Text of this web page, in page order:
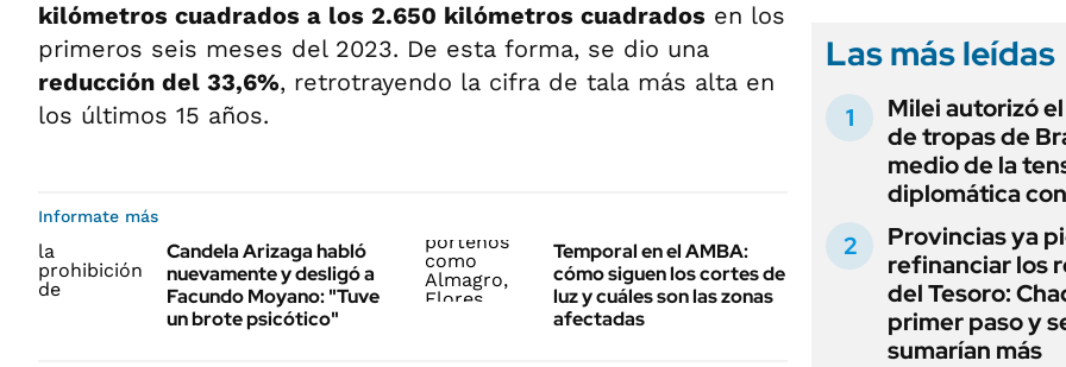
kilómetros cuadrados a los 2.650 kilómetros cuadrados en los
primeros seis meses del 2023. De esta forma, se dio una
reducción del 33,6%, retrotrayendo la cifra de tala más alta en
los últimos 15 años.
Informate más
Candela Arizaga habló
nuevamente y desligó a
Facundo Moyano: "Tuve
un brote psicótico"
Temporal en el AMBA:
cómo siguen los cortes de
luz y cuáles son las zonas
afectadas
Las más leídas
Milei autorizó
de tropas de
medio de la
diplomática
Provincias ya
refinanciar los
del Tesoro:
primer paso y
sumarían más